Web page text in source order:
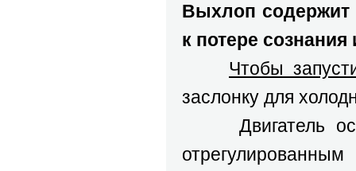
Выхлоп содержит
к потере
Чтобы
заслонку для
Двигатель